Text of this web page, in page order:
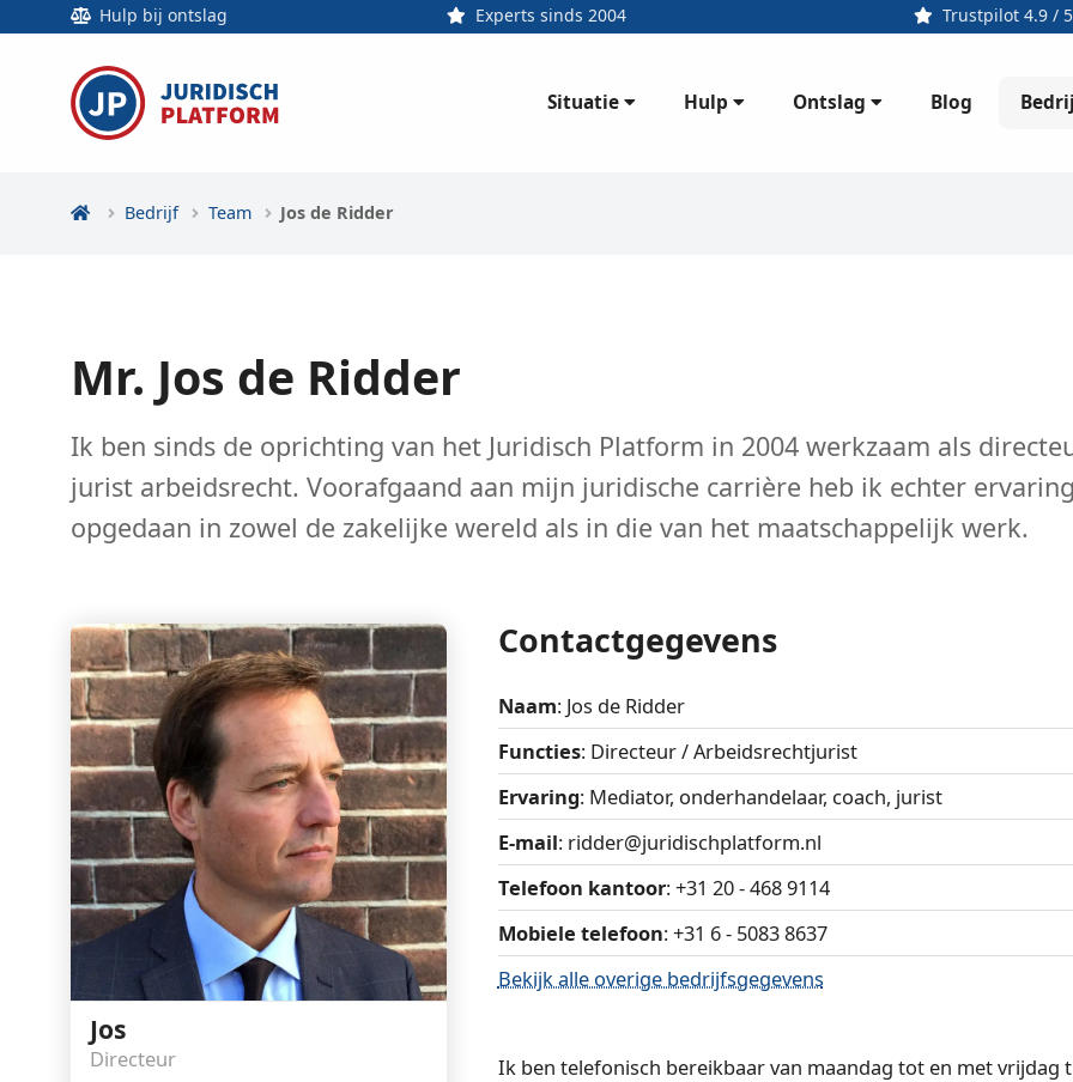
Hulp bij ontslag Experts sinds 2004 Trustpilot 4.9 / 5
Situatie Hulp Ontslag Blog
Bedrijf Team Jos de Ridder
Mr. Jos de Ridder
Ik ben sinds de oprichting van het Juridisch Platform in 2004 werkzaam als
jurist arbeidsrecht. Voorafgaand aan mijn juridische carrière heb ik echter
opgedaan in zowel de zakelijke wereld als in die van het maatschappelijk werk.
Jos
Directeur
Contactgegevens
Naam: Jos de Ridder
Functies: Directeur / Arbeidsrechtjurist
Ervaring: Mediator, onderhandelaar, coach, jurist
E-mail: ridder@juridischplatform.nl
Telefoon kantoor: +31 20 - 468 9114
Mobiele telefoon: +31 6 - 5083 8637
Bekijk alle overige bedrijfsgegevens
Ik ben telefonisch bereikbaar van maandag tot en met vrijdag